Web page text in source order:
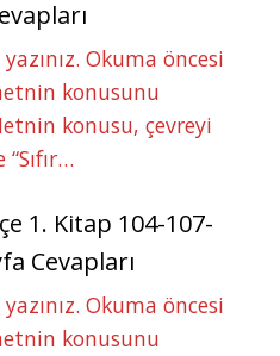
Okuma öncesi
konusunu
konusu, çevreyi
1. Kitap 104-107-
Cevapları
Okuma öncesi
konusunu